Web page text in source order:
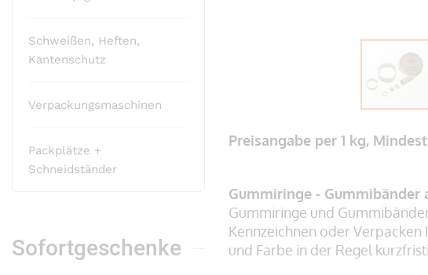
Schweißen, Heften,
Kantenschutz
Verpackungsmaschinen
Packplätze +
Schneidständer
Sofortgeschenke
Anfang
springen
Preisangabe per 1 kg,
Gummiringe - Gummibänder
Gummiringe und
Kennzeichnen oder
und Farbe in der Regel